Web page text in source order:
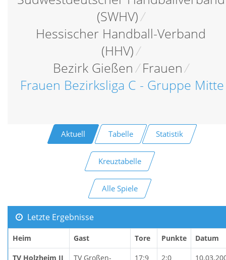
(SWHV)/
Hessischer Handball-Verband
(HHV)/
Bezirk Gießen/ Frauen/
Frauen Bezirksliga C - Gruppe Mitte
Aktuell Tabelle Statistik
Kreuztabelle
Alle Spiele
Letzte Ergebnisse
Heim Gast Tore Punkte Datum
TV Holzheim II
TV Großen-
17:9 2:0